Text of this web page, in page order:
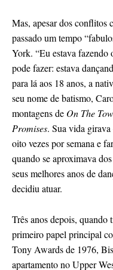
Mas, apesar dos conflitos
passado um tempo
York. “Eu estava
pode fazer: estava
para lá aos 18 anos, a
seu nome de batismo,
montagens de On The
Promises. Sua vida girava
oito vezes por semana e
quando se aproximava
seus melhores anos de
decidiu atuar.
Três anos depois, quando
primeiro papel principal
Tony Awards de 1976,
apartamento no Upper